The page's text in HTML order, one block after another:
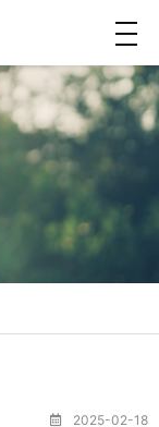
メ
ュ
ー
2025-02-18